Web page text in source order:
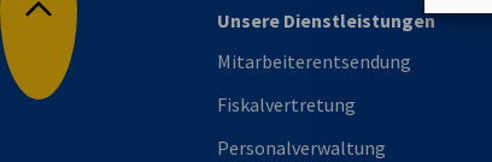
Nach oben
Unsere Dienstleistungen
Mitarbeiterentsendung
Fiskalvertretung
Personalverwaltung